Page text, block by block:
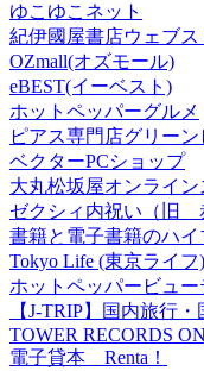
ゆこゆこネット
紀伊國屋書店ウェブス
OZmall(オズモール)
eBEST(イーベスト)
ホットペッパーグルメ
ピアス専門店グリー
ベクターPCショップ
大丸松坂屋オンライン
ゼクシィ内祝い（旧
書籍と電子書籍のハイ
Tokyo Life (東京ライ
ホットペッパービュー
【J-TRIP】国内旅行
TOWER RECORDS
電子貸本 Renta！